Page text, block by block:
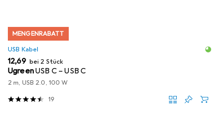
MENGENRABATT
USB Kabel
EUR
12,69 bei 2 Stück
UgreenUSB C – USB C
2 m, USB 2.0, 100 W
19